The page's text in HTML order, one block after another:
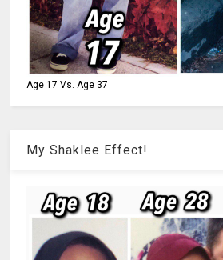
Age 17 Vs. Age 37
My Shaklee Effect!